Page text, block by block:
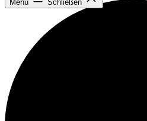
Menü Schließen